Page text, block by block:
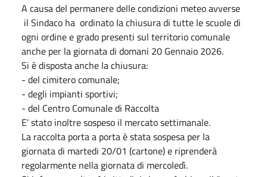
A causa del permanere delle condizioni meteo avverse
il Sindaco ha ordinato la chiusura di tutte le scuole di
ogni ordine e grado presenti sul territorio comunale
anche per la giornata di domani 20 Gennaio 2026.
Si è disposta anche la chiusura:
- del cimitero comunale;
- degli impianti sportivi;
- del Centro Comunale di Raccolta
E’ stato inoltre sospeso il mercato settimanale.
La raccolta porta a porta è stata sospesa per la
giornata di martedi 20/01 (cartone) e riprenderà
regolarmente nella giornata di mercoledì.